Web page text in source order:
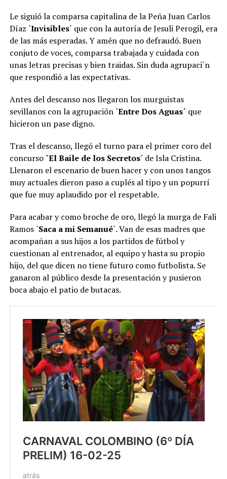
Le siguió la comparsa capitalina de la Peña Juan Carlos
Díaz `Invisibles´ que con la autoría de Jesuli Perogil, era
de las más esperadas. Y amén que no defraudó. Buen
conjuto de voces, comparsa trabajada y cuidada con
unas letras precisas y bien traidas. Sin duda agrupaci´n
que respondió a las expectativas.
Antes del descanso nos llegaron los murguistas
sevillanos con la agrupación `Entre Dos Aguas´ que
hicieron un pase digno.
Tras el descanso, llegó el turno para el primer coro del
concurso `El Baile de los Secretos´ de Isla Cristina.
Llenaron el escenario de buen hacer y con unos tangos
muy actuales dieron paso a cuplés al tipo y un popurrí
que fue muy aplaudido por el respetable.
Para acabar y como broche de oro, llegó la murga de Fali
Ramos `Saca a mi Semanué´. Van de esas madres que
acompañan a sus hijos a los partidos de fútbol y
cuestionan al entrenador, al equipo y hasta su propio
hijo, del que dicen no tiene futuro como futbolista. Se
ganaron al público desde la presentación y pusieron
boca abajo el patio de butacas.